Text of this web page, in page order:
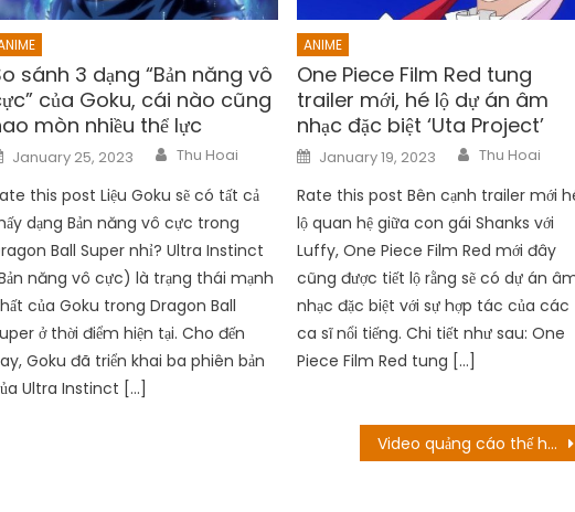
sánh 3 dạng “Bản năng vô
của Goku, cái nào cũng
mòn nhiều thể lực
Posted
on
January 25, 2023 Author
Thu Hoai
this post Liệu Goku sẽ có tất cả
dạng Bản năng vô cực trong
Ball Super nhỉ? Ultra Instinct
năng vô cực) là trạng thái mạnh
của Goku trong Dragon Ball
ở thời điểm hiện tại. Cho đến
Goku đã triển khai ba phiên bản
Ultra Instinct […]
ANIME
One Piece Film Red tung
trailer mới, hé lộ dự án âm
nhạc đặc biệt ‘Uta Project’
Posted
on
January 19, 2023 Author
Thu Hoai
Rate this post Bên cạnh trailer mới
lộ quan hệ giữa con gái Shanks với
Luffy, One Piece Film Red mới đây
cũng được tiết lộ rằng sẽ có dự án
nhạc đặc biệt với sự hợp tác của các
ca sĩ nổi tiếng. Chi tiết như sau: One
Piece Film Red tung […]
Video quảng cáo thế hệ được tiết lộ! Ngày tạo ra